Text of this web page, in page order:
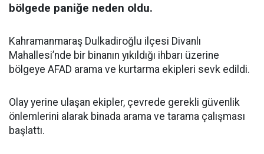
bölgede paniğe neden oldu.
Kahramanmaraş Dulkadiroğlu ilçesi Divanlı
Mahallesi’nde bir binanın yıkıldığı ihbarı üzerine
bölgeye AFAD arama ve kurtarma ekipleri sevk edildi.
Olay yerine ulaşan ekipler, çevrede gerekli güvenlik
önlemlerini alarak binada arama ve tarama çalışması
başlattı.